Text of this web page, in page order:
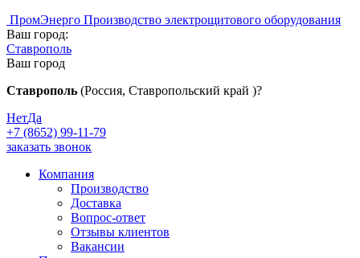
ПромЭнерго Производство электрощитового оборудования
Ваш город:
Ставрополь
Ваш город
Ставрополь (Россия, Ставропольский край )?
НетДа
+7 (8652) 99-11-79
заказать звонок
Компания
Производство
Доставка
Вопрос-ответ
Отзывы клиентов
Вакансии